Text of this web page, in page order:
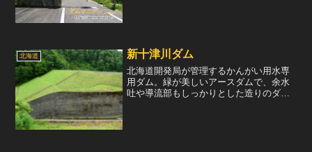
北海道 新十津川ダム
北海道開発局が管理するかんがい用水専
用ダム。緑が美しいアースダムで、余水
吐や導流部もしっかりとした造りのダム